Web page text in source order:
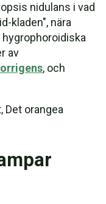
nidulans i vad
kladen", nära
av
, och
Det orangea